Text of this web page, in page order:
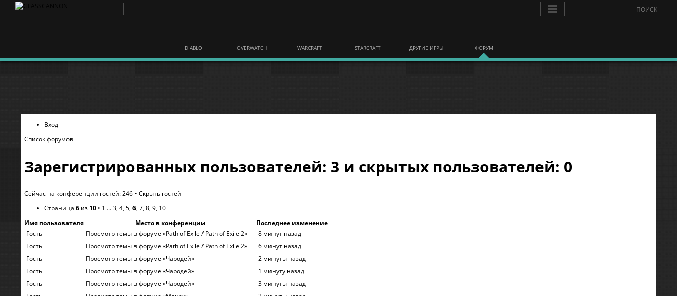
DIABLO OVERWATCH WARCRAFT STARCRAFT ДРУГИЕ ИГРЫ ФОРУМ
Вход
Список форумов
Зарегистрированных пользователей: 3 и скрытых пользователей: 0
Сейчас на конференции гостей: 246 • Скрыть гостей
Страница 6 из 10 • 1 ...3, 4, 5, 6, 7, 8, 9, 10
Имя пользователя
Место в конференции
Последнее изменение
Гость
Просмотр темы в форуме «Path of Exile / Path of Exile 2»
8 минут назад
Гость
Просмотр темы в форуме «Path of Exile / Path of Exile 2»
6 минут назад
Гость
Просмотр темы в форуме «Чародей»
2 минуты назад
Гость
Просмотр темы в форуме «Чародей»
1 минуту назад
Гость
Просмотр темы в форуме «Чародей»
3 минуты назад